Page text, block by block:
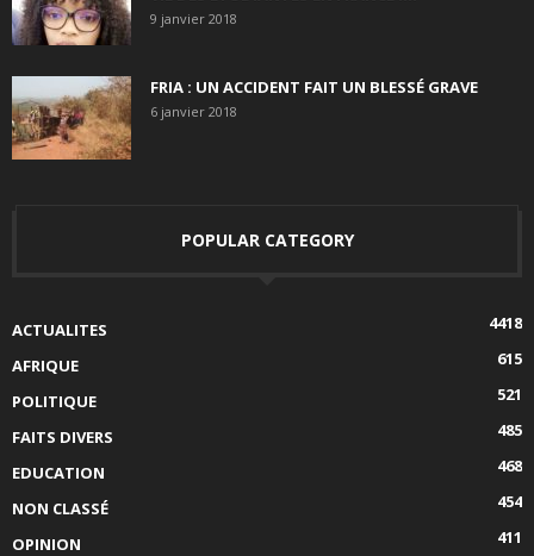
9 janvier 2018
FRIA : UN ACCIDENT FAIT UN BLESSÉ GRAVE
6 janvier 2018
POPULAR CATEGORY
ACTUALITES
4418
AFRIQUE
615
POLITIQUE
521
FAITS DIVERS
485
EDUCATION
468
NON CLASSÉ
454
OPINION
411